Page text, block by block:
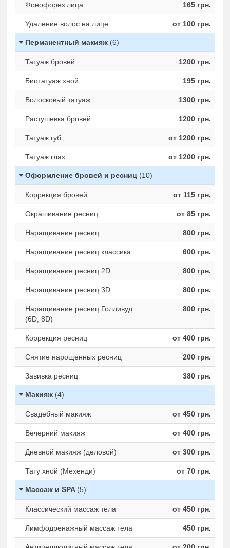
Фонофорез лица 165 грн.
Удаление волос на лице от 100 грн.
Перманентный макияж (6)
Татуаж бровей 1200 грн.
Биотатуаж хной 195 грн.
Волосковый татуаж 1300 грн.
Растушевка бровей 1200 грн.
Татуаж губ от 1200 грн.
Татуаж глаз от 1200 грн.
Оформление бровей и ресниц (10)
Коррекция бровей от 115 грн.
Окрашивание ресниц от 85 грн.
Наращивание ресниц 800 грн.
Наращивание ресниц классика 600 грн.
Наращивание ресниц 2D 800 грн.
Наращивание ресниц 3D 800 грн.
Наращивание ресниц Голливуд
(6D, 8D)
800 грн.
Коррекция ресниц от 400 грн.
Снятие нарощенных ресниц 200 грн.
Завивка ресниц 380 грн.
Макияж (4)
Свадебный макияж от 450 грн.
Вечерний макияж от 400 грн.
Дневной макияж (деловой) от 300 грн.
Тату хной (Мехенди) от 70 грн.
Массаж и SPA (5)
Классический массаж тела от 450 грн.
Лимфодренажный массаж тела 450 грн.